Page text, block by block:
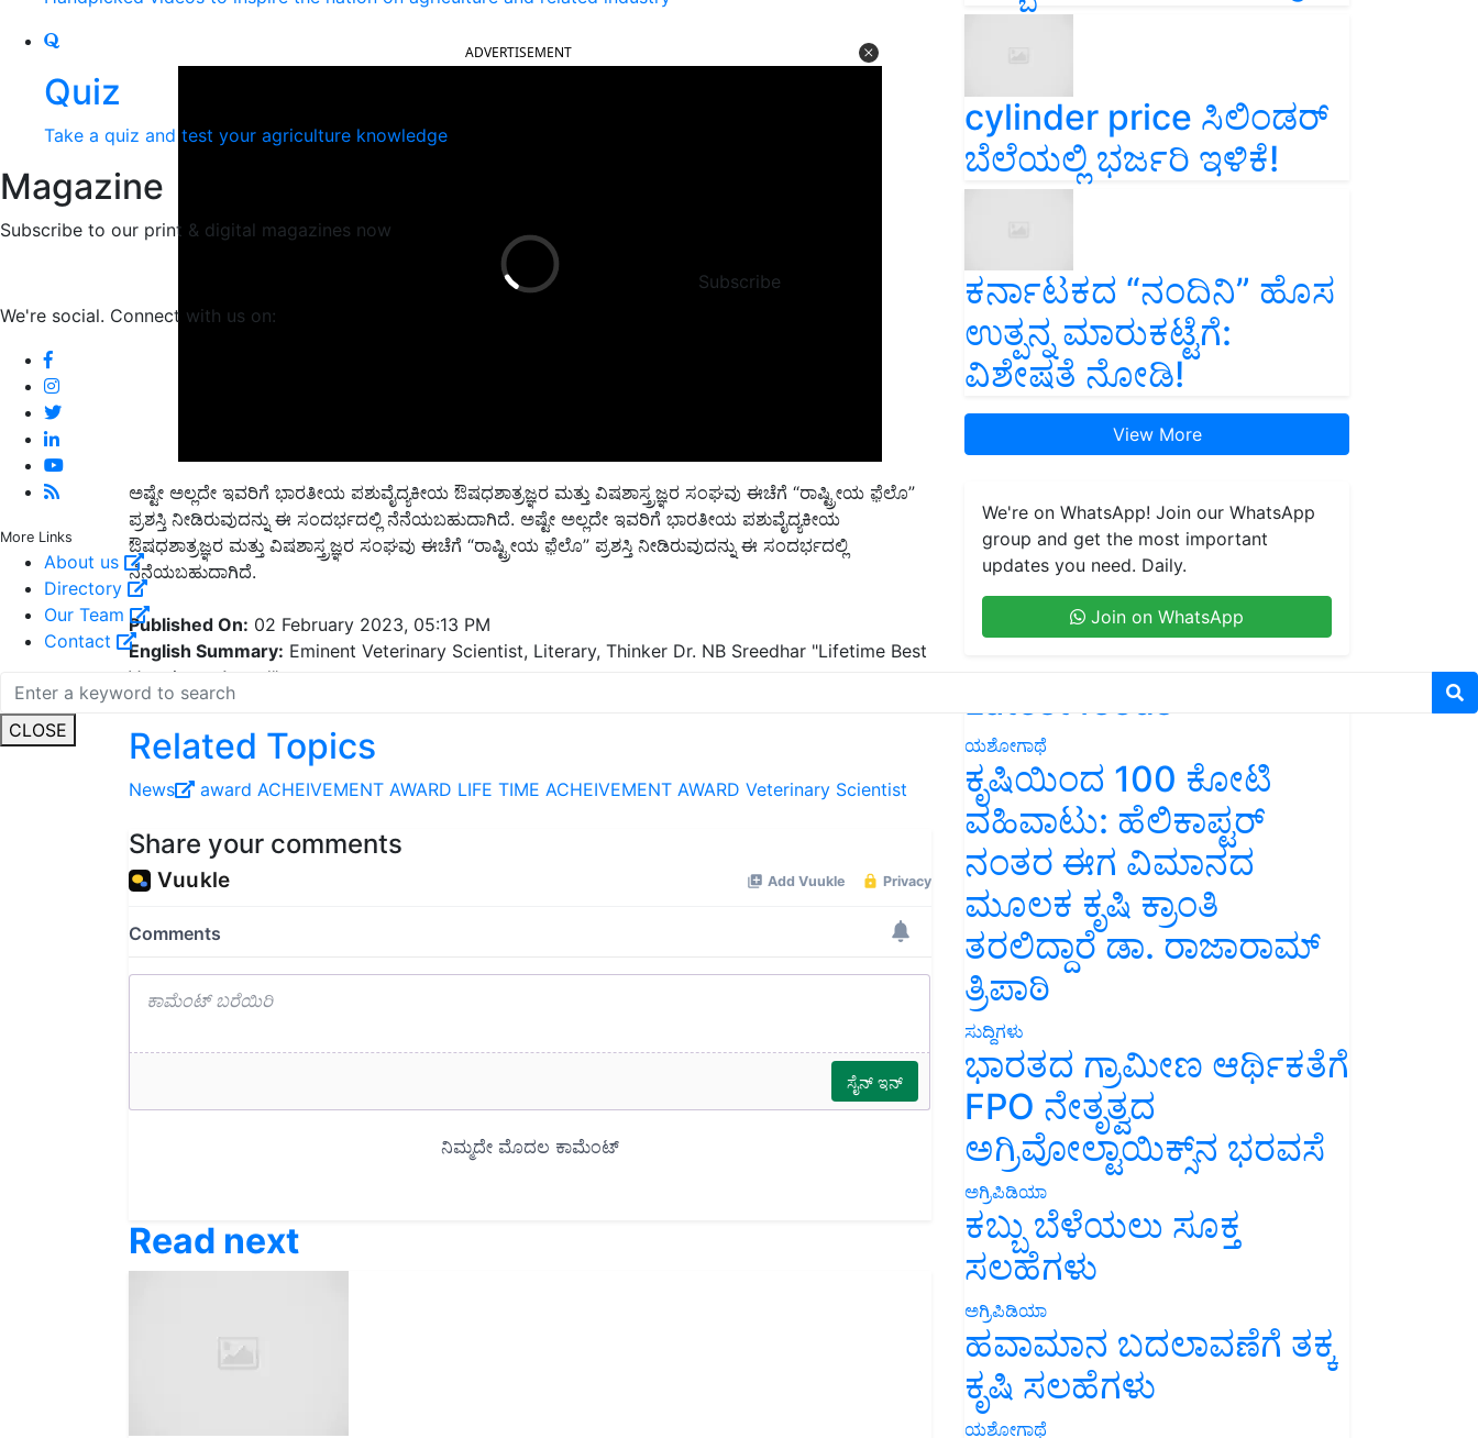
Quiz
Take a quiz and test your agriculture knowledge
Magazine
Subscribe to our print & digital magazines now
Subscribe
We're social. Connect with us on:
More Links
About us
Directory
Our Team
Contact
CLOSE
ಅಷ್ಟೇ ಅಲ್ಲದೇ ಇವರಿಗೆ ಭಾರತೀಯ ಪಶುವೈದ್ಯಕೀಯ ಔಷಧಶಾತ್ರಜ್ಞರ ಮತ್ತು ವಿಷಶಾಸ್ತ್ರಜ್ಞರ ಸಂಘವು ಈಚೆಗೆ“ರಾಷ್ಟ್ರ‍ೀಯ ಫ಼ೆಲೊ
ಪ್ರಶಸ್ತಿ ನೀಡಿರುವುದನ್ನು ಈ ಸಂದರ್ಭದಲ್ಲಿ ನೆನೆಯಬಹುದಾಗಿದೆ. ಅಷ್ಟೇ ಅಲ್ಲದೇ ಇವರಿಗೆ ಭಾರತೀಯ ಪಶುವೈದ್ಯಕೀಯ
ಔಷಧಶಾತ್ರಜ್ಞರ ಮತ್ತು ವಿಷಶಾಸ್ತ್ರಜ್ಞರ ಸಂಘವು ಈಚೆಗೆ“ರಾಷ್ಟ್ರ‍ೀಯ ಫ಼ೆಲೊ”ಪ್ರಶಸ್ತಿ ನೀಡಿರುವುದನ್ನು ಈ ಸಂದರ್ಭದಲ್ಲಿ
ನೆನೆಯಬಹುದಾಗಿದೆ.
Published On:
English Summary:Eminent Veterinary Scientist, Literary, Thinker Dr. NB Sreedhar "Lifetime Best
Veterinary Award"
Related Topics
News award ACHEIVEMENT AWARD
cylinder price ಸಿಲಿಂಡರ್‌
ಬೆಲೆಯಲ್ಲಿ ಭರ್ಜರಿ ಇಳಿಕೆ!
ಕರ್ನಾಟಕದ “ನಂದಿನಿ” ಹೊಸ
ಉತ್ಪನ್ನ ಮಾರುಕಟ್ಟೆಗೆ:
ವಿಶೇಷತೆ ನೋಡಿ!
View More
We're on WhatsApp! Join our WhatsApp
group and get the most important
updates you need. Daily.
Join on WhatsApp
Latest feeds
ಯಶೋಗಾಥೆ
ಕೃಷಿಯಿಂದ 100 ಕೋಟಿ
ವಹಿವಾಟು: ಹೆಲಿಕಾಪ್ಟರ್
ನಂತರ ಈಗ ವಿಮಾನದ
ಮೂಲಕ ಕೃಷಿ ಕ್ರಾಂತಿ
ತರಲಿದ್ದಾರೆ ಡಾ. ರಾಜಾರಾಮ್
ತ್ರಿಪಾಠಿ
ಸುದ್ದಿಗಳು
ಭಾರತದ ಗ್ರಾಮೀಣ ಆರ್ಥಿಕತೆಗೆ
FPO ನೇತೃತ್ವದ
ಅಗ್ರಿವೋಲ್ಟಾಯಿಕ್ಸ್‌ನ ಭರವಸೆ
ಅಗ್ರಿಪಿಡಿಯಾ
ಕಬ್ಬು ಬೆಳೆಯಲು ಸೂಕ್ತ
ಸಲಹೆಗಳು
ಅಗ್ರಿಪಿಡಿಯಾ
ಹವಾಮಾನ ಬದಲಾವಣೆಗೆ ತಕ್ಕ
ಕೃಷಿ ಸಲಹೆಗಳು
ಯಶೋಗಾಥೆ